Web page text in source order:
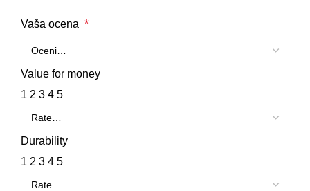
Vaša ocena *
Value for money
1 2 3 4 5
Durability
1 2 3 4 5